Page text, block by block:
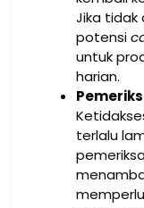
Jika tidak
potensi
untuk
harian.
terlalu